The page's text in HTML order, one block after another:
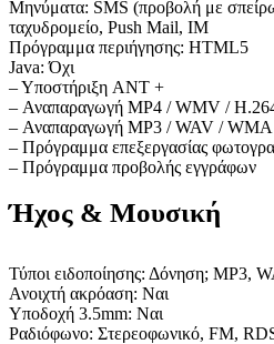
Μηνύματα: SMS (προβολή με
ταχυδρομείο, Push Mail, IM
Πρόγραμμα περιήγησης: HTML5
Java: Όχι
– Υποστήριξη ANT +
– Αναπαραγωγή MP4 / WMV /
– Αναπαραγωγή MP3 / WAV /
– Πρόγραμμα επεξεργασίας
– Πρόγραμμα προβολής εγγράφων
Ήχος & Μουσική
Τύποι ειδοποίησης: Δόνηση; MP3,
Ανοιχτή ακρόαση: Ναι
Υποδοχή 3.5mm: Ναι
Ραδιόφωνο: Στερεοφωνικό, FM,